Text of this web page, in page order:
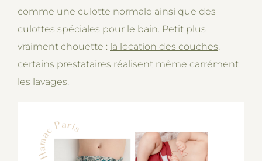
comme une culotte normale ainsi que des
culottes spéciales pour le bain. Petit plus
vraiment chouette : la location des couches,
certains prestataires réalisent même carrément
les lavages.